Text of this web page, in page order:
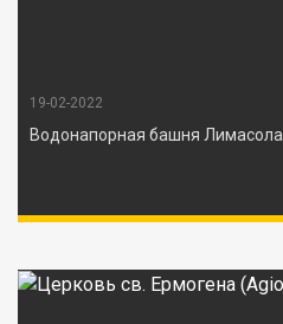
19-02-2022
Водонапорная башня Лимасола